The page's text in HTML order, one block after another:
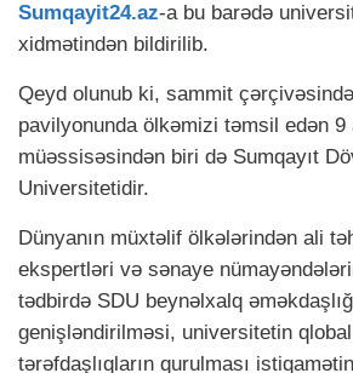
Sumqayit24.az-a bu barədə
xidmətindən bildirilib.
Qeyd olunub ki, sammit
pavilyonunda ölkəmizi təmsil edən 9
müəssisəsindən biri də Sumqayıt
Universitetidir.
Dünyanın müxtəlif ölkələrindən ali
ekspertləri və sənaye
tədbirdə SDU beynəlxalq
genişləndirilməsi, universitetin qlobal
tərəfdaşlıqların qurulması